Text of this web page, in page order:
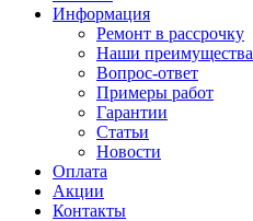
Информация
Ремонт в рассрочку
Наши преимущества
Вопрос-ответ
Примеры работ
Гарантии
Статьи
Новости
Оплата
Акции
Контакты